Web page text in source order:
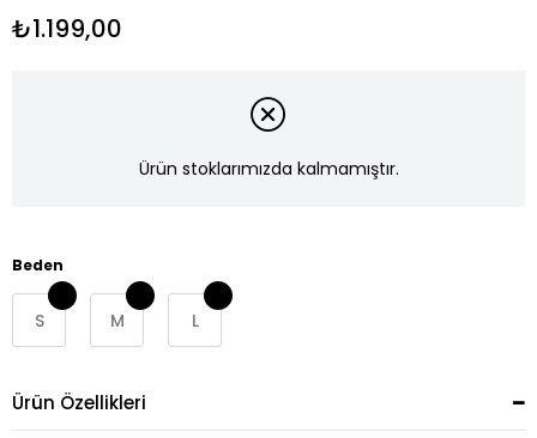
₺1.199,00
Ürün stoklarımızda kalmamıştır.
Beden
S M L
Ürün Özellikleri